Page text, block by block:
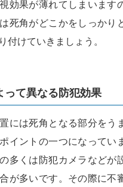
効果が薄れてしまいます
死角がどこかをしっかり
付けていきましょう。
って異なる防犯効果
には死角となる部分をう
イントの一つになってい
多くは防犯カメラなどが
が多いです。その際に不